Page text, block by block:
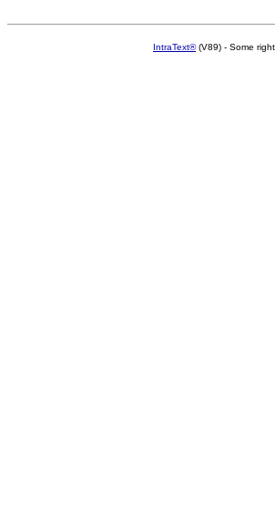
IntraText®(V89) - Some